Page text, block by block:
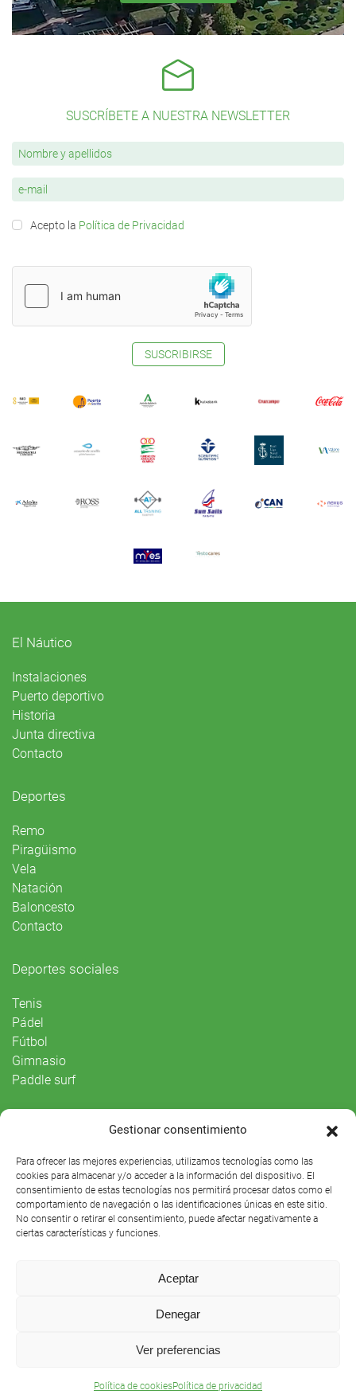
Gestionar consentimiento
Para ofrecer las mejores experiencias, utilizamos tecnologías como las
cookies para almacenar y/o acceder a la información del dispositivo. El
consentimiento de estas tecnologías nos permitirá procesar datos como el
comportamiento de navegación o las identificaciones únicas en este sitio.
No consentir o retirar el consentimiento, puede afectar negativamente a
ciertas características y funciones.
Aceptar
Denegar
Ver preferencias
Política de cookiesPolítica de privacidad
SUSCRÍBETE A NUESTRA NEWSLETTER
Acepto la Política de Privacidad
SUSCRIBIRSE
El Náutico
Instalaciones
Puerto deportivo
Historia
Junta directiva
Contacto
Deportes
Remo
Piragüismo
Vela
Natación
Baloncesto
Contacto
Deportes sociales
Tenis
Pádel
Fútbol
Gimnasio
Paddle surf
Agenda
Club Náutico Sevilla © 2021 |Aviso legal